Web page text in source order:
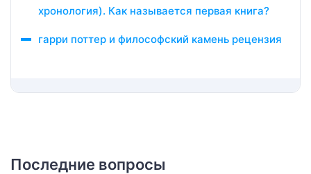
хронология). Как называется первая книга?
гарри поттер и философский камень рецензия
Последние вопросы